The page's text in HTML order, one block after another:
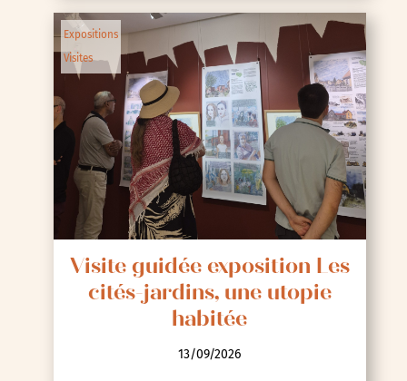
Expositions
Visites
Visite guidée exposition Les
cités-jardins, une utopie
habitée
13/09/2026